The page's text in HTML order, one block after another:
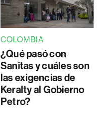
COLOMBIA
¿Qué pasó con
Sanitas y cuáles son
las exigencias de
Keralty al Gobierno
Petro?